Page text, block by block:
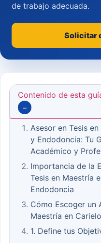
Contenido de esta
−
Asesor en Tesis
y Endodoncia: Tu
Académico y
Importancia de la
Tesis en Maestría
Endodoncia
Cómo Escoger un
Maestría en
1. Define tus
de trabajo adecuada.
Solicitar